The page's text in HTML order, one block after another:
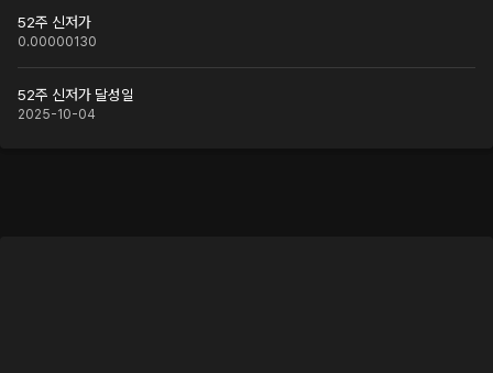
52주 신저가
0.00000130
52주 신저가 달성일
2025-10-04